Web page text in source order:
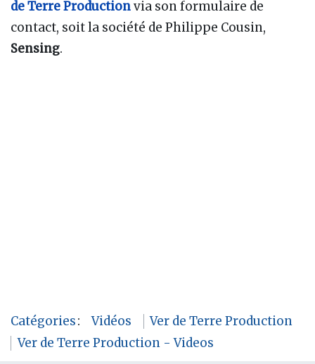
de Terre Productionvia son formulaire de
contact, soit la société de Philippe Cousin,
Sensing.
Catégories: Vidéos
Ver de Terre Production
Ver de Terre Production - Videos